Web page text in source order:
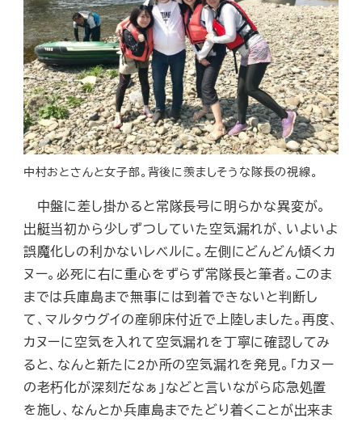
中村おとさんと女子部。背後に羨ましそうな隊長の視線。
中盤に差し掛かると常隊長号に明らかな異変が。
出艇当初から少しずつしていた空気漏れが、いよいよ
誤魔化しの利かないレベルに。左側にどんどん傾くカ
ヌー。必死に右に重心をずらず常隊長と筆者。このま
までは兵庫島まで無事には到着できないと判断し
て、マルタウグイの産卵床付近で上陸しました。再度、
カヌーに空気を入れて空気漏れを丁寧に確認してみ
ると、なんと新たに2か所の空気漏れを発見。「カヌー
の老朽化が深刻だなぁ」などと言いながら応急処置
を施し、なんとか兵庫島までたどり着くことが出来ま